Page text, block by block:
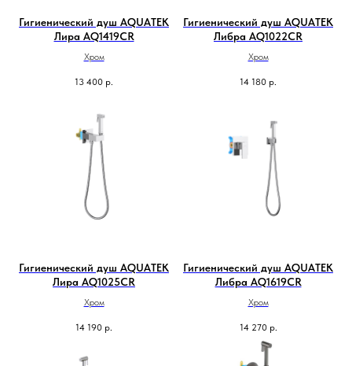
Гигиенический душ AQUATEK
Лира AQ1419CR
Хром
13 400 р.
Гигиенический душ AQUATEK
Либра AQ1022CR
Хром
14 180 р.
Гигиенический душ AQUATEK
Лира AQ1025CR
Хром
14 190 р.
Гигиенический душ AQUATEK
Либра AQ1619CR
Хром
14 270 р.